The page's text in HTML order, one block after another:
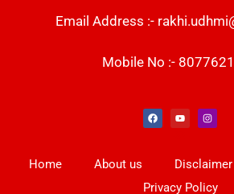
Email Address :-
Mobile No :-
Home About us Disclaimer
Privacy Policy